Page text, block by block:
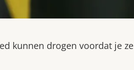
kunnen drogen voordat je ze